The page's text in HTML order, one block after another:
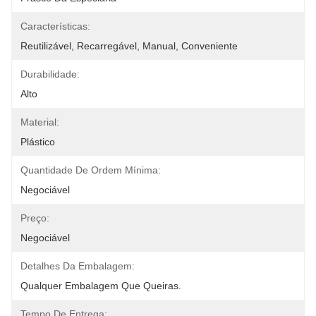
Características:
Reutilizável, Recarregável, Manual, Conveniente
Durabilidade:
Alto
Material:
Plástico
Quantidade De Ordem Mínima:
Negociável
Preço:
Negociável
Detalhes Da Embalagem:
Qualquer Embalagem Que Queiras.